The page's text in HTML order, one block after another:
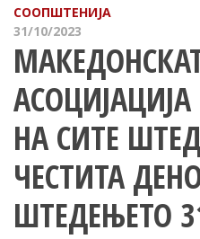
СООПШТЕНИЈА
31/10/2023
АСОЦИЈАЦИЈА
НА СИТЕ
ЧЕСТИТА
ШТЕДЕЊЕТО